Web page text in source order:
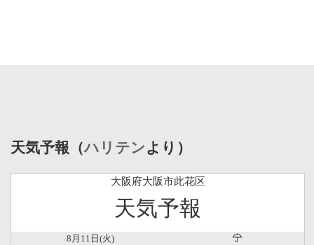
天気予報（ハリテンより）
大阪府大阪市此花区
天気予報
8月11日(火)